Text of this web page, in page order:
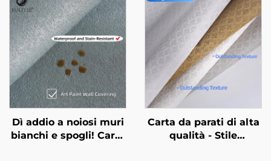
senza cuciture di
nuovo stile con stile
leggermente lussuoso,
di alta qualità e alta
precisione, adatti per
sfondi di camere da
letto e soggiorni.
applicazione in tutta la
casa, resistente
all'usura e alle
macchie, adatto sia
per soggiorno che per
camera da letto
Dì addio a noiosi muri
bianchi e spogli! Carta
Carta da parati di alta
qualità - Stile